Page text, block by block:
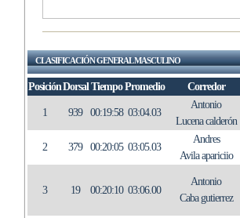
CLASIFICACIÓN GENERAL MASCULINO
PosiciónDorsal Tiempo Promedio Corredor
1 939 00:19:58 03:04.03
Antonio
Lucena calderón
2 379 00:20:05 03:05.03
Andres
Avila apariciio
3 19 00:20:10 03:06.00
Antonio
Caba gutierrez